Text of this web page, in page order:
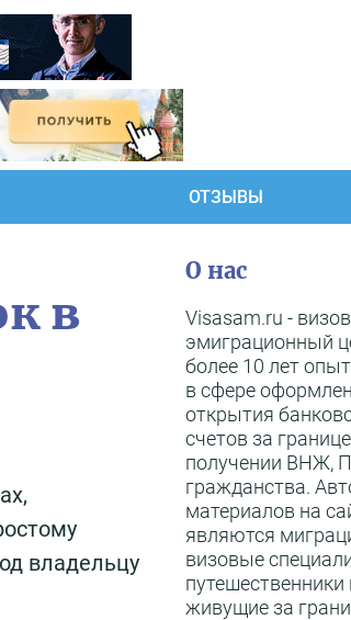
ОТЗЫВЫ
в
владельцу
О нас
Visasam.ru -
эмиграционный
более 10 лет
в сфере
открытия
счетов за
получении ВНЖ,
гражданства.
материалов на
являются
визовые
живущие за